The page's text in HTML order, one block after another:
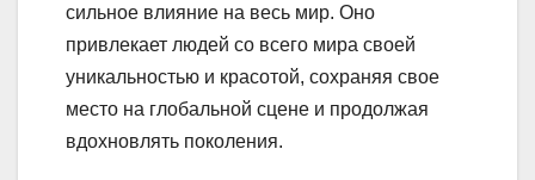
сильное влияние на весь мир. Оно
привлекает людей со всего мира своей
уникальностью и красотой, сохраняя свое
место на глобальной сцене и продолжая
вдохновлять поколения.